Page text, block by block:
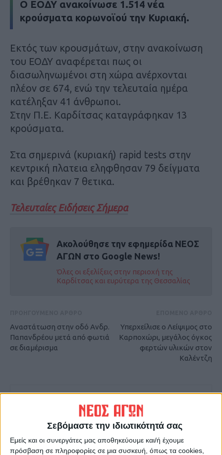
Σεβόμαστε την ιδιωτικότητά σας
Εμείς και οι συνεργάτες μας αποθηκεύουμε και/ή έχουμε
πρόσβαση σε πληροφορίες σε μια συσκευή, όπως τα cookies,
Ο ΕΟΔΥ ανακοίνωσε 1.514 νέα
κρούσματα κορωνοϊού την Κυριακή.
Εκτός των κρουσμάτων, στην ανακοίνωση
του ΕΟΔΥ αναφέρεται πως οι
διασωληνωμένοι στη χώρα ανέρχονται
πλέον σε 674, ενώ την τελευταία ημέρα
κατέληξαν 41 άνθρωποι.
Στην Π.Ε. Καρδίτσας καταγράφηκαν 13
κρούσματα.
Στα σημερινά (κυριακή) rapid tests στην
κεντρική πλατεια εληφθησαν 79 δείγματα
και βρέθηκαν 7 θετικα.
Τελευταίες Ειδήσεις Σήμερα
Ακολούθησε την εφημερίδα ΝΕΟΣ
ΑΓΩΝ στο Google News!
Όλες οι εξελίξεις στην περιοχή της
Καρδίτσας και ευρύτερα της Θεσσαλίας
Αναστάτωση στην οδό Ανδρ.
Παπανδρέου μετά από φωτιά
σε διαμέρισμα
Υπερχείλισε ο Λείψιμος στο
Καρποχώρι, μεγάλος όγκος
φερτών υλικών στον
Καλέντζη